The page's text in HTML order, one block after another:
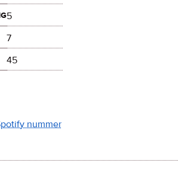
5
7
45
nummer